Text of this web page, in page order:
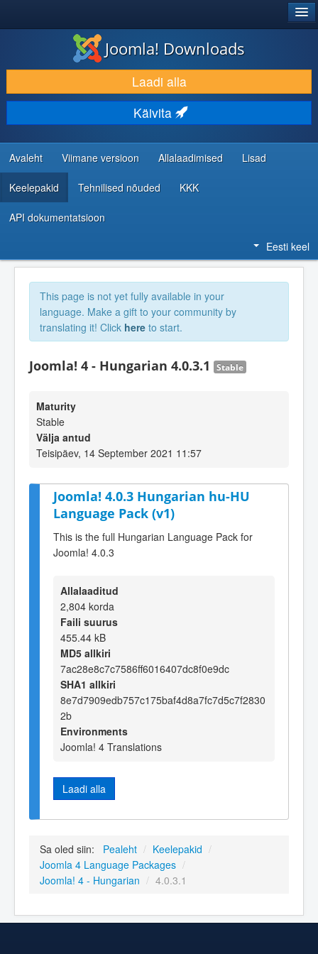
LAADI ALLA JA LAIENDA
AVASTA JA ÕPI
KOGUKOND JA KASUTAJATUGI
RESSURSID ARENDAJATELE
Joomla! Downloads
Laadi alla
Käivita
Avaleht Viimane versioon Allalaadimised Lisad
Keelepakid Tehnilised nõuded KKK
API dokumentatsioon
Eesti keel
This page is not yet fully available in your
language. Make a gift to your community by
translating it! Click here to start.
Joomla! 4 - Hungarian 4.0.3.1 Stable
Maturity
Stable
Välja antud
Teisipäev, 14 September 2021 11:57
Joomla! 4.0.3 Hungarian hu-HU
Language Pack (v1)
This is the full Hungarian Language Pack for
Joomla! 4.0.3
Allalaaditud
2,804 korda
Faili suurus
455.44 kB
MD5 allkiri
7ac28e8c7c7586ff6016407dc8f0e9dc
SHA1 allkiri
8e7d7909edb757c175baf4d8a7fc7d5c7f2830
2b
Environments
Joomla! 4 Translations
Laadi alla
Sa oled siin: Pealeht / Keelepakid /
Joomla 4 Language Packages /
Joomla! 4 - Hungarian / 4.0.3.1